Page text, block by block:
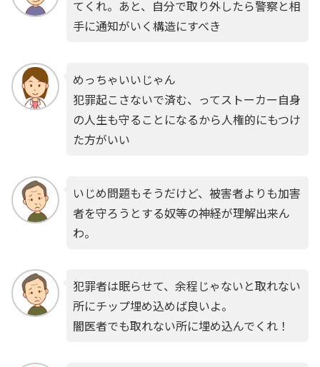
てくれ。あと、自分で取り外したら警察と相
手に通知がいく構造にすべき
めっちゃいいじゃん
犯罪起こさないで済む、ってストーカー自身
の人生も守ることになるから人権的にもつけ
た方がいい
いじめ問題もそうだけど、被害者よりも加害
者を守ろうとする奴等の神経が理解出来ん
わ。
犯罪者は眠らせて、余程じゃないと取れない
所にチップ埋め込めば良いよ。
闇医者でも取れない所に埋め込んでくれ！